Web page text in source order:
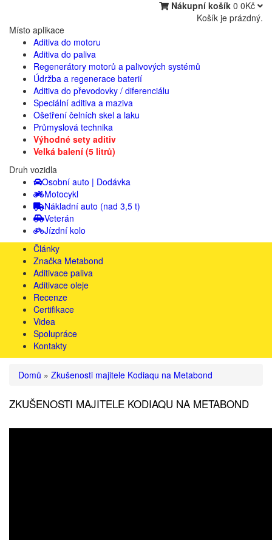
Nákupní košík 0 0Kč
Košík je prázdný.
Místo aplikace
Aditiva do motoru
Aditiva do paliva
Regenerátory motorů a palivových systémů
Údržba a regenerace baterií
Aditiva do převodovky / diferenciálu
Speciální aditiva a maziva
Ošetření čelních skel a laku
Průmyslová technika
Výhodné sety aditiv
Velká balení (5 litrů)
Druh vozidla
Osobní auto | Dodávka
Motocykl
Nákladní auto (nad 3,5 t)
Veterán
Jízdní kolo
Články
Značka Metabond
Aditivace paliva
Aditivace oleje
Recenze
Certifikace
Videa
Spolupráce
Kontakty
Domů » Zkušenosti majitele Kodiaqu na Metabond
ZKUŠENOSTI MAJITELE KODIAQU NA METABOND